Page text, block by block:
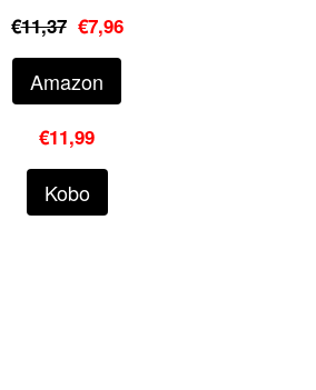
€11,37€7,96
Amazon
€11,99
Kobo